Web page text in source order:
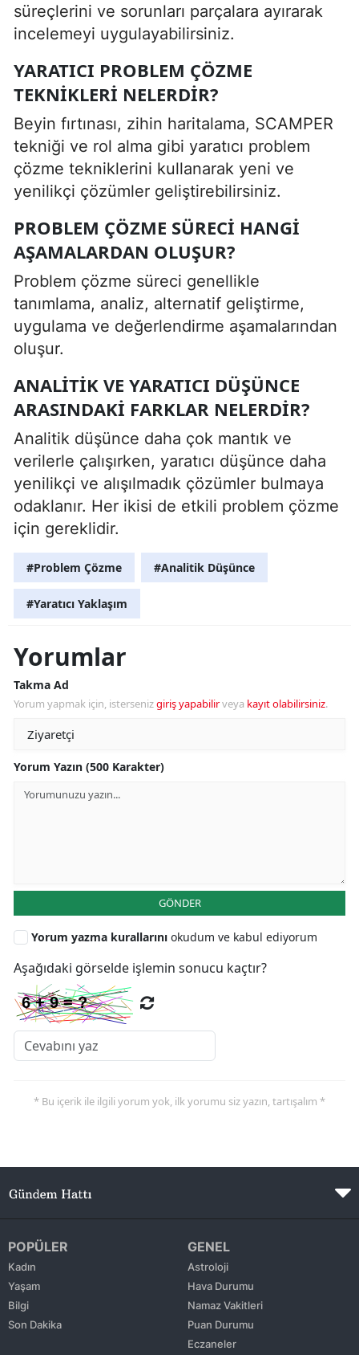
süreçlerini ve sorunları parçalara ayırarak
incelemeyi uygulayabilirsiniz.
YARATICI PROBLEM ÇÖZME
TEKNIKLERI NELERDIR?
Beyin fırtınası, zihin haritalama, SCAMPER
tekniği ve rol alma gibi yaratıcı problem
çözme tekniklerini kullanarak yeni ve
yenilikçi çözümler geliştirebilirsiniz.
PROBLEM ÇÖZME SÜRECI HANGI
AŞAMALARDAN OLUŞUR?
Problem çözme süreci genellikle
tanımlama, analiz, alternatif geliştirme,
uygulama ve değerlendirme aşamalarından
oluşur.
ANALITIK VE YARATICI DÜŞÜNCE
ARASINDAKI FARKLAR NELERDIR?
Analitik düşünce daha çok mantık ve
verilerle çalışırken, yaratıcı düşünce daha
yenilikçi ve alışılmadık çözümler bulmaya
odaklanır. Her ikisi de etkili problem çözme
için gereklidir.
#Problem Çözme #Analitik Düşünce
#Yaratıcı Yaklaşım
Yorumlar
Takma Ad
Yorum yapmak için, istersenizgiriş yapabilirveya kayıt olabilirsiniz.
Yorum Yazın (500 Karakter)
GÖNDER
Yorum yazma kurallarını okudum ve kabul ediyorum
Aşağıdaki görselde işlemin sonucu kaçtır?
* Bu içerik ile ilgili yorum yok, ilk yorumu siz yazın, tartışalım *
POPÜLER
Kadın
Yaşam
Bilgi
Son Dakika
GENEL
Astroloji
Hava Durumu
Namaz Vakitleri
Puan Durumu
Eczaneler